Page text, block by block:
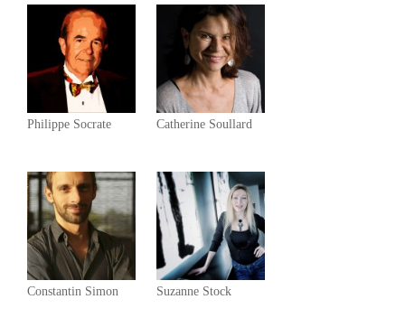
Philippe Socrate Catherine Soullard
Constantin Simon Suzanne Stock